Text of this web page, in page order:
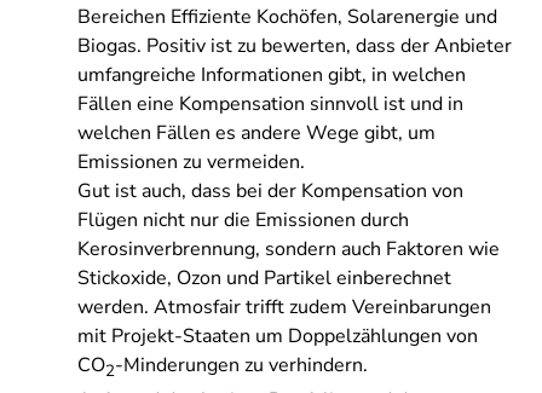
Bereichen Effiziente Kochöfen, Solarenergie und
Biogas. Positiv ist zu bewerten, dass der Anbieter
umfangreiche Informationen gibt, in welchen
Fällen eine Kompensation sinnvoll ist und in
welchen Fällen es andere Wege gibt, um
Emissionen zu vermeiden.
Gut ist auch, dass bei der Kompensation von
Flügen nicht nur die Emissionen durch
Kerosinverbrennung, sondern auch Faktoren wie
Stickoxide, Ozon und Partikel einberechnet
werden. Atmosfair trifft zudem Vereinbarungen
mit Projekt-Staaten um Doppelzählungen von
CO2-Minderungen zu verhindern.